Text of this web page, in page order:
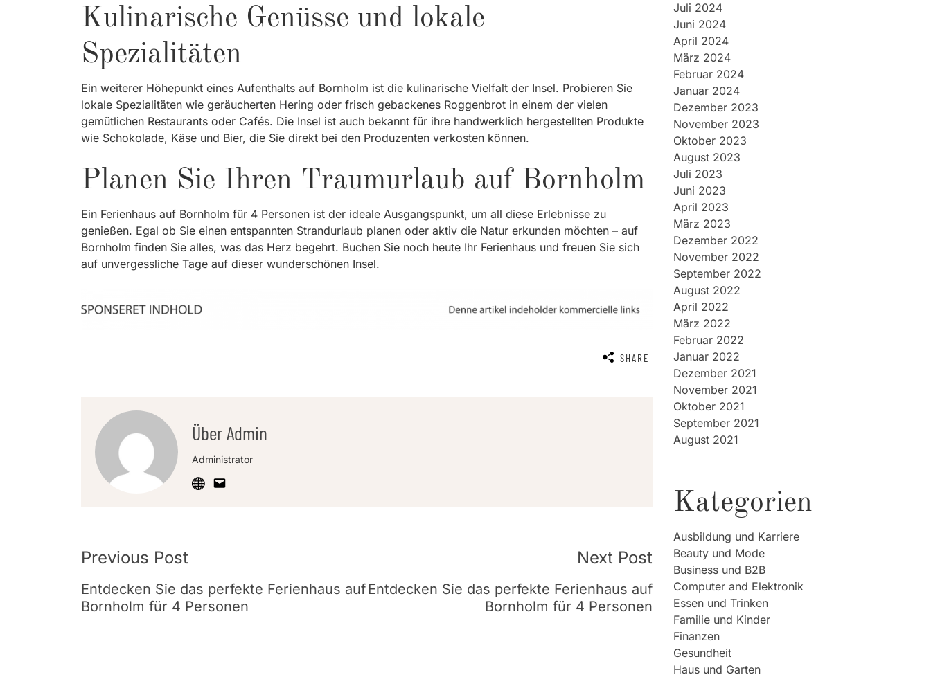
Kulinarische Genüsse und lokale
Spezialitäten
Ein weiterer Höhepunkt eines Aufenthalts auf Bornholm ist die kulinarische Vielfalt der Insel. Probieren Sie
lokale Spezialitäten wie geräucherten Hering oder frisch gebackenes Roggenbrot in einem der vielen
gemütlichen Restaurants oder Cafés. Die Insel ist auch bekannt für ihre handwerklich hergestellten Produkte
wie Schokolade, Käse und Bier, die Sie direkt bei den Produzenten verkosten können.
Planen Sie Ihren Traumurlaub auf Bornholm
Ein Ferienhaus auf Bornholm für 4 Personen ist der ideale Ausgangspunkt, um all diese Erlebnisse zu
genießen. Egal ob Sie einen entspannten Strandurlaub planen oder aktiv die Natur erkunden möchten – auf
Bornholm finden Sie alles, was das Herz begehrt. Buchen Sie noch heute Ihr Ferienhaus und freuen Sie sich
auf unvergessliche Tage auf dieser wunderschönen Insel.
SHARE
Über Admin
Administrator
Post
Navigation
Previous Post
Entdecken Sie das perfekte Ferienhaus auf
Bornholm für 4 Personen
Next Post
Entdecken Sie das perfekte Ferienhaus auf
Bornholm für 4 Personen
Juli 2024
Juni 2024
April 2024
März 2024
Februar 2024
Januar 2024
Dezember 2023
November 2023
Oktober 2023
August 2023
Juli 2023
Juni 2023
April 2023
März 2023
Dezember 2022
November 2022
September 2022
August 2022
April 2022
März 2022
Februar 2022
Januar 2022
Dezember 2021
November 2021
Oktober 2021
September 2021
August 2021
Kategorien
Ausbildung und Karriere
Beauty und Mode
Business und B2B
Computer and Elektronik
Essen und Trinken
Familie und Kinder
Finanzen
Gesundheit
Haus und Garten